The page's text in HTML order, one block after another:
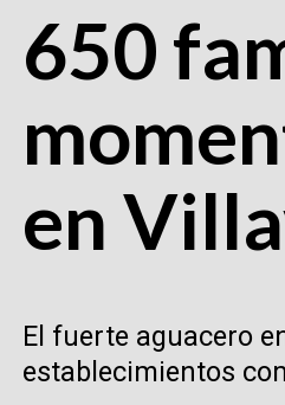
650
en
El fuerte aguacero
establecimientos